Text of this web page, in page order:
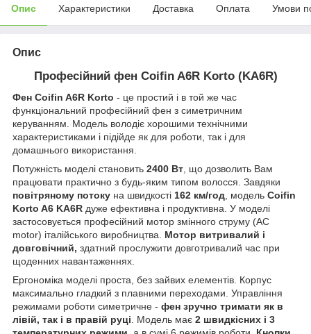
Опис Характеристики Доставка Оплата Умови
Опис
Професійний фен Сoifin A6R Korto (KA6R)
Фен Сoifin A6R Korto - це простий і в той же час
функціональний професійний фен з симетричним
керуванням. Модель володіє хорошими технічними
характеристиками і підійде як для роботи, так і для
домашнього використання.
Потужність моделі становить 2400 Вт , що дозволить Вам
працювати практично з будь-яким типом волосся. Завдяки
повітряному потоку на швидкості 162 км/год , модель Coifin
Korto A6 KA6R дуже ефективна і продуктивна. У моделі
застосовується професійний мотор змінного струму (AC
motor) італійського виробництва. Мотор витривалий і
довговічний, здатний прослужити довготривалий час при
щоденних навантаженнях.
Ергономіка моделі проста, без зайвих елементів. Корпус
максимально гладкий з плавними переходами. Управління
режимами роботи симетричне - фен зручно тримати як в
лівій, так і в правій руці . Модель має 2 швидкісних і 3